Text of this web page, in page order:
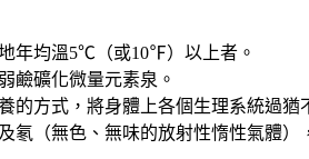
年均溫5℃（或10℉）以上者。
鹼礦化微量元素泉。
的方式，將身體上各個生理系統過
（無色、無味的放射性惰性氣體